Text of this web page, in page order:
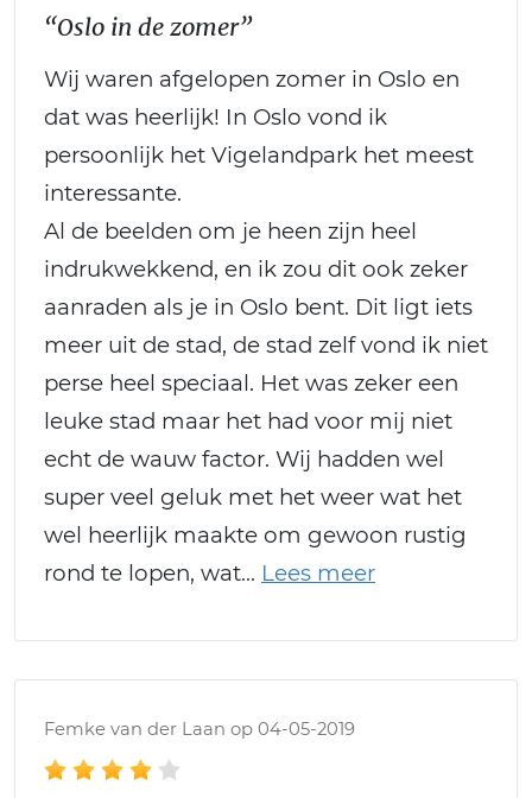
“Oslo in de zomer”
Wij waren afgelopen zomer in Oslo en
dat was heerlijk! In Oslo vond ik
persoonlijk het Vigelandpark het meest
interessante.
Al de beelden om je heen zijn heel
indrukwekkend, en ik zou dit ook zeker
aanraden als je in Oslo bent. Dit ligt iets
meer uit de stad, de stad zelf vond ik niet
perse heel speciaal. Het was zeker een
leuke stad maar het had voor mij niet
echt de wauw factor. Wij hadden wel
super veel geluk met het weer wat het
wel heerlijk maakte om gewoon rustig
rond te lopen, wat
Femke van der Laan op 04-05-2019